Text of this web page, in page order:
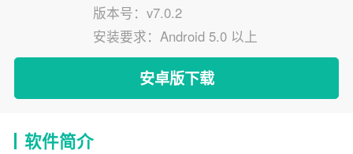
版本号：v7.0.2
安装要求：Android 5.0 以上
安卓版下载
软件简介